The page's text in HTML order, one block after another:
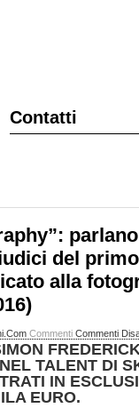
Contatti
del primo
alla
Commenti Commenti
TALENT DI
IN
EURO.